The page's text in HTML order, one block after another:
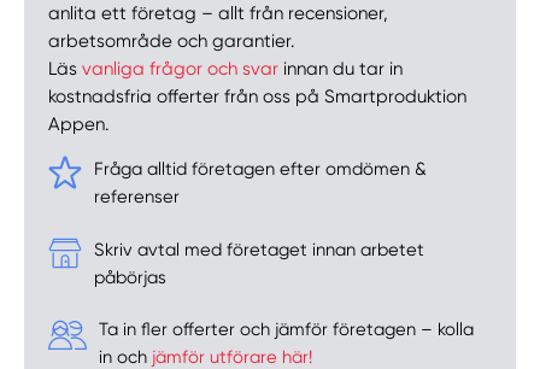
anlita ett företag – allt från recensioner,
arbetsområde och garantier.
Läsvanliga frågor och svar innan du tar in
kostnadsfria offerter från oss på Smartproduktion
Appen.
Fråga alltid företagen efter omdömen &
referenser
Skriv avtal med företaget innan arbetet
påbörjas
Ta in fler offerter och jämför företagen – kolla
in och jämför utförare här!